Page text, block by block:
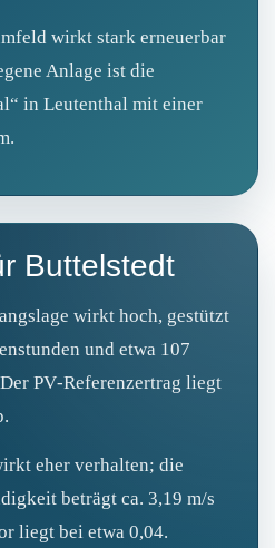
wirkt stark erneuerbar
Anlage ist die
in Leutenthal mit einer
Buttelstedt
wirkt hoch, gestützt
und etwa 107
PV‑Referenzertrag liegt
eher verhalten; die
beträgt ca. 3,19 m/s
liegt bei etwa 0,04.